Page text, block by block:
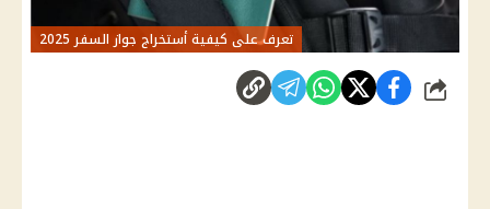
تعرف على كيفية أستخراج جواز السفر 2025
شارك